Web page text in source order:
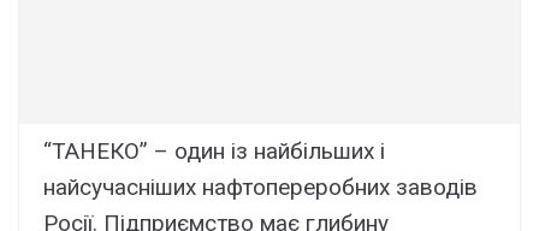
“ТАНЕКО” – один із найбільших і
найсучасніших нафтопереробних заводів
Росії. Підприємство має глибину